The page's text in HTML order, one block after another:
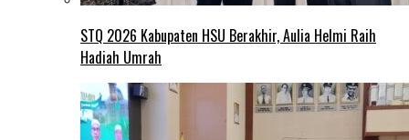
STQ 2026 Kabupaten HSU Berakhir, Aulia Helmi Raih
Hadiah Umrah